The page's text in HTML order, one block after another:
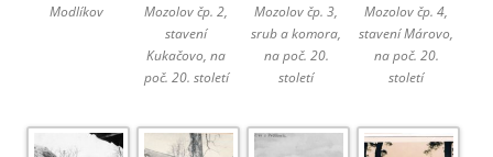
Modlíkov
Mozolov čp. 2,
stavení
Kukačovo, na
poč. 20. století
Mozolov čp. 3,
srub a komora,
na poč. 20.
století
Mozolov čp. 4,
stavení Márovo,
na poč. 20.
století